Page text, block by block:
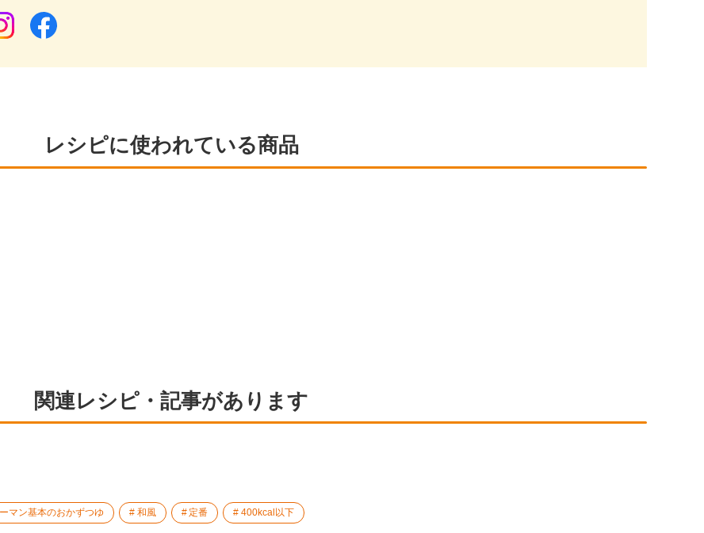
レシピに使われている商品
関連レシピ・記事があります
マン基本のおかずつゆ 和風 定番 400kcal以下